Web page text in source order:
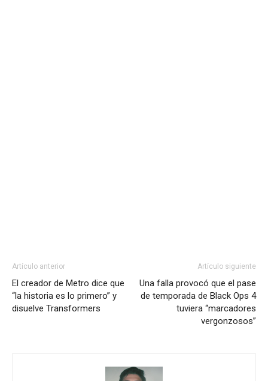
Artículo anterior
El creador de Metro dice que
“la historia es lo primero” y
disuelve Transformers
Artículo siguiente
Una falla provocó que el pase
de temporada de Black Ops 4
tuviera “marcadores
vergonzosos”